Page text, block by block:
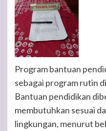
Program bantuan
sebagai program rutin
Bantuan pendidikan
membutuhkan sesuai
lingkungan, menurut